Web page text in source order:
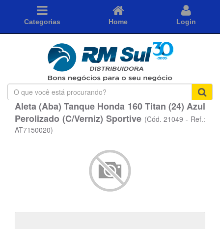
Categorias Home Login
O
que
você
está
procurando?
Aleta (Aba) Tanque Honda 160 Titan (24) Azul
Perolizado (C/Verniz) Sportive (Cód. 21049 - Ref.:
AT7150020)